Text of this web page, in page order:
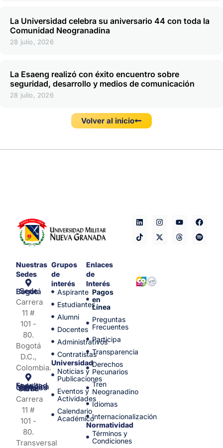
La Universidad celebra su aniversario 44 con toda la
Comunidad Neogranadina
28 julio, 2026
La Esaeng realizó con éxito encuentro sobre
seguridad, desarrollo y medios de comunicación
28 julio, 2026
Volver al inicio
Nuestras
Sedes
Sede Bogotá
Carrera
11 #
101 -
80.
Bogotá
D.C.,
Colombia.
Facultad de Medicina y Ciencias de la Salud
Carrera
11 #
101 -
80.
Transversal
Grupos
de
interés
Aspirante
Estudiantes
Alumni
Docentes
Administrativos
Contratistas
Universidad
Noticias y
Publicaciones
Eventos y
Actividades
Calendario
Académico
Enlaces
de
Interés
Pagos
en
Línea
Preguntas
Frecuentes
Participa
Transparencia
Derechos
Pecunarios
Tren
Neogranadino
Idiomas
Internacionalización
Normatividad
Términos y
Condiciones